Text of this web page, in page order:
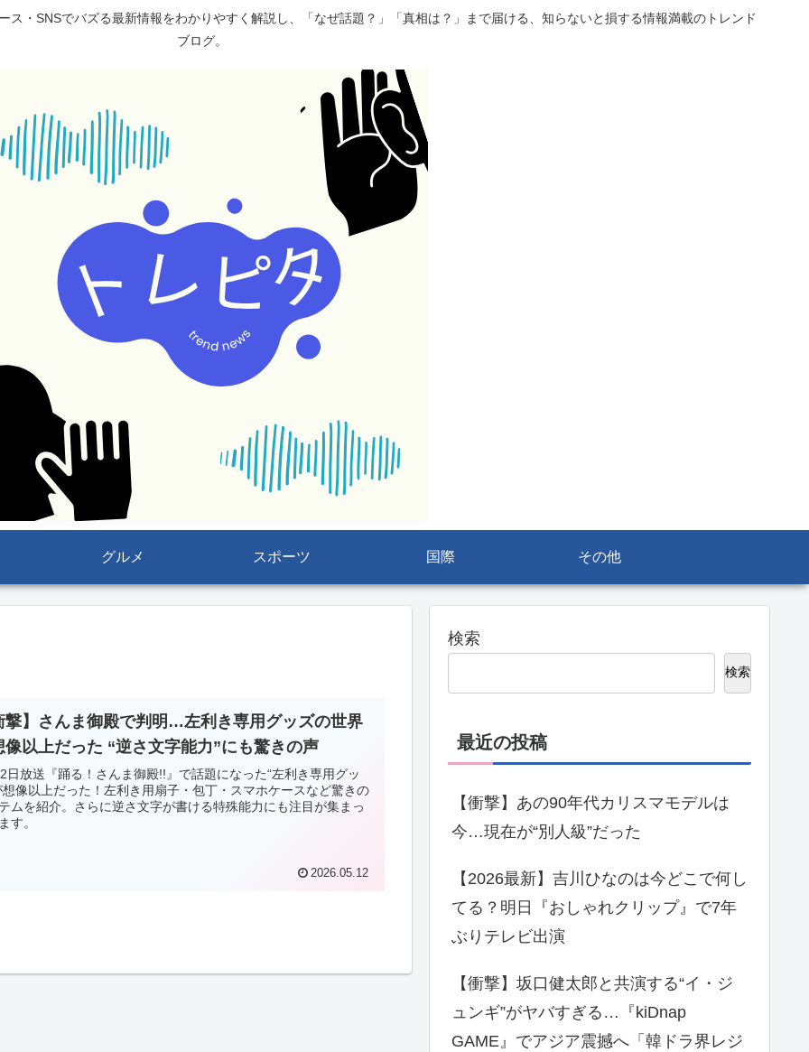
ス・SNSでバズる最新情報をわかりやすく解説し、「なぜ話題？」「真相は？」まで届ける、知らないと損する情報満載のトレンド
ブログ。
グルメ スポーツ 国際 その他
撃】さんま御殿で判明…左利き専用グッズの世界
像以上だった “逆さ文字能力”にも驚きの声
日放送『踊る！さんま御殿!!』で話題になった“左利き専用グッ
想像以上だった！左利き用扇子・包丁・スマホケースなど驚きの
ムを紹介。さらに逆さ文字が書ける特殊能力にも注目が集まっ
す。
2026.05.12
検索
検索
最近の投稿
【衝撃】あの90年代カリスマモデルは
今…現在が“別人級”だった
【2026最新】吉川ひなのは今どこで何し
てる？明日『おしゃれクリップ』で7年
ぶりテレビ出演
【衝撃】坂口健太郎と共演する“イ・ジ
ュンギ”がヤバすぎる…『kiDnap
GAME』でアジア震撼へ「韓ドラ界レジ